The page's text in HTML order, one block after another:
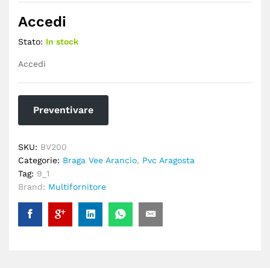
Accedi
Stato: In stock
Accedi
Preventivare
SKU: BV200
Categorie: Braga Vee Arancio, Pvc Aragosta
Tag: 9_1
Brand: Multifornitore